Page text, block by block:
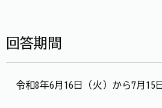
回答期間
令和8年6月16日（火）から7月15